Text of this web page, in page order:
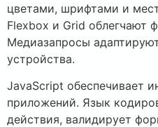
цветами, шрифтами и
Flexbox и Grid облегчают
Медиазапросы
устройства.
JavaScript обеспечивает
приложений. Язык
действия, валидирует